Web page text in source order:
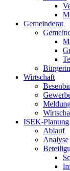
Gemeinderat
Wirtschaft
ISEK-Planung
Ablauf
Analyse